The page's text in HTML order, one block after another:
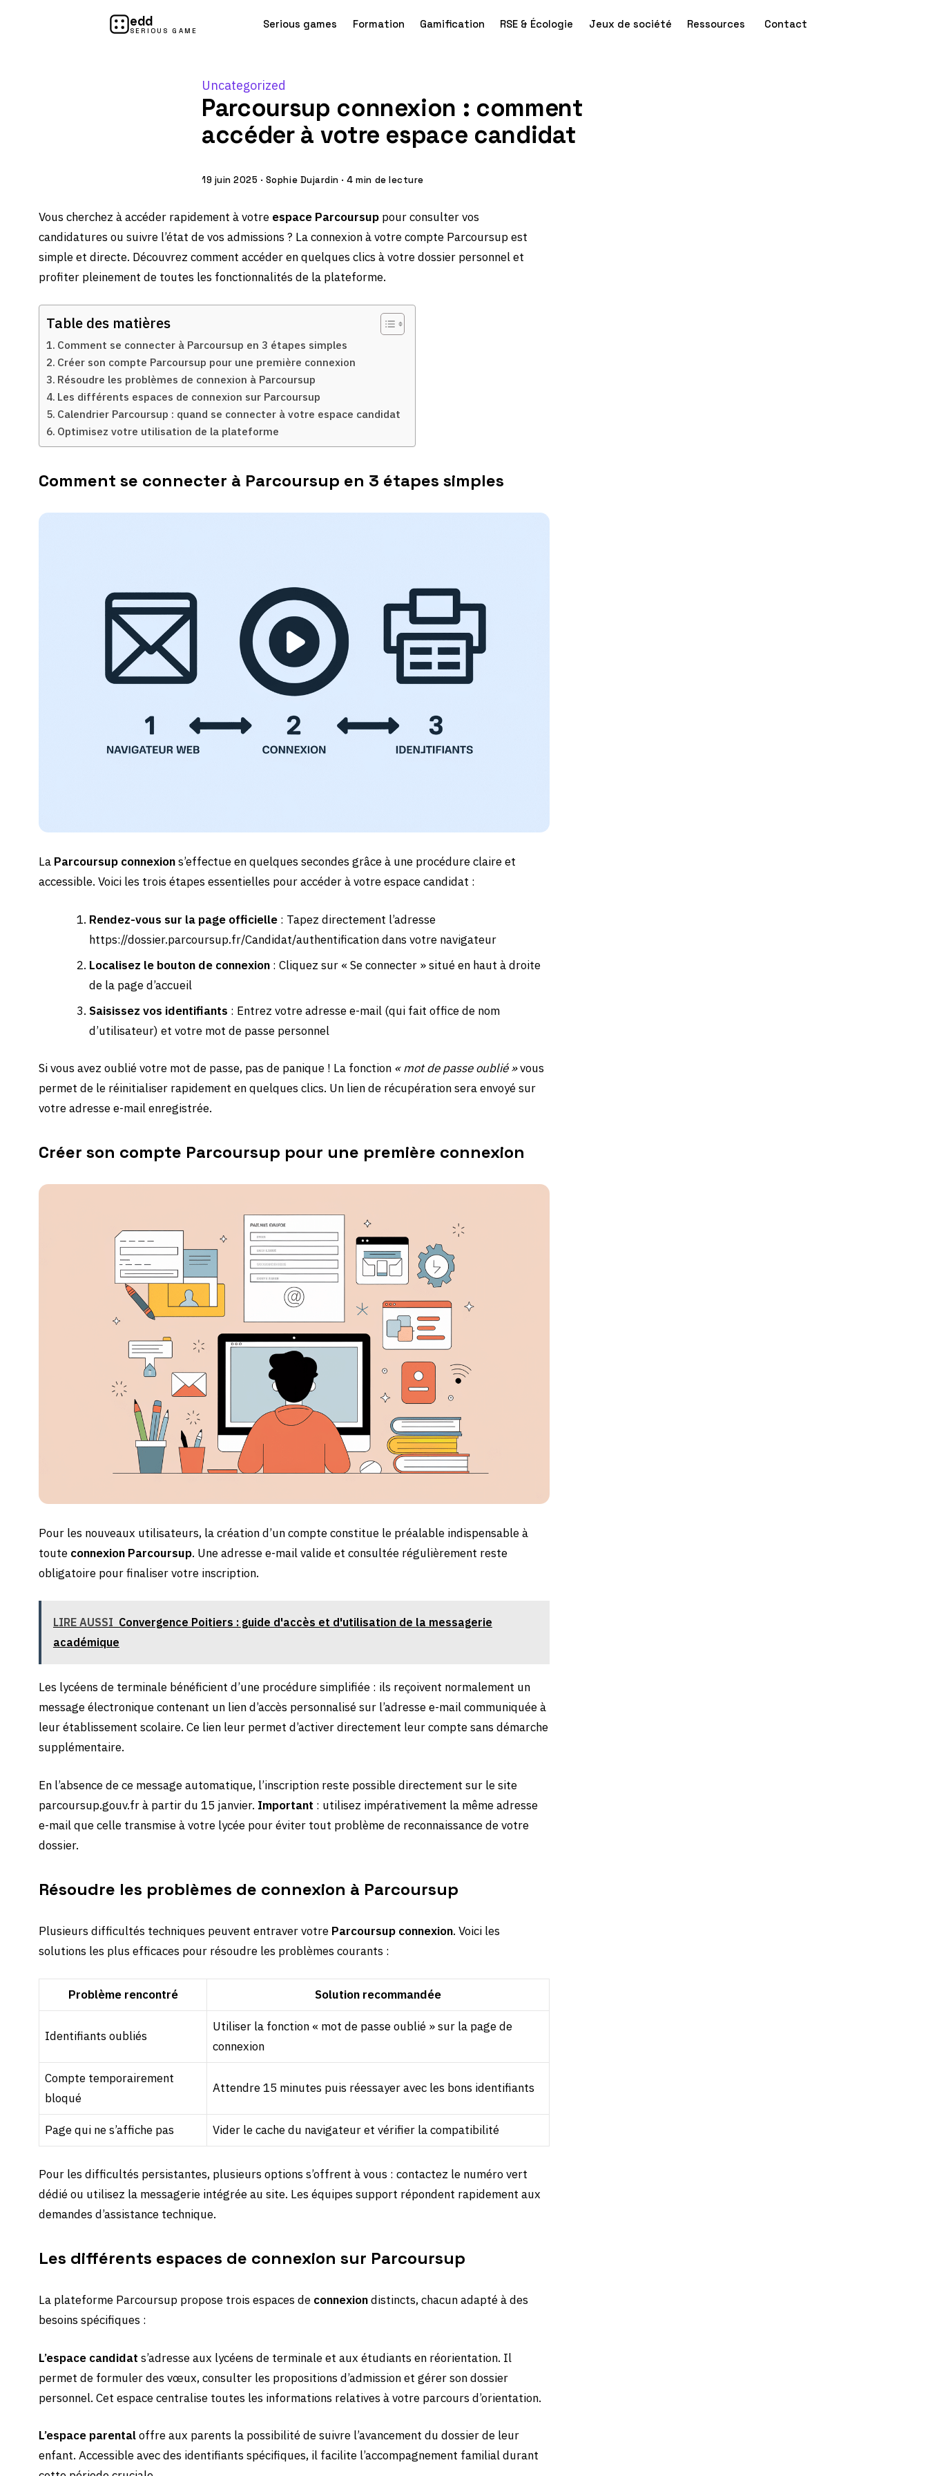
edd
SERIOUS GAME
Serious games Formation Gamification RSE & Écologie Jeux de société Ressources Contact
Uncategorized
Parcoursup connexion : comment
accéder à votre espace candidat
19 juin 2025 · Sophie Dujardin · 4 min de lecture
Vous cherchez à accéder rapidement à votre espace Parcoursup pour consulter vos
candidatures ou suivre l’état de vos admissions ? La connexion à votre compte Parcoursup est
simple et directe. Découvrez comment accéder en quelques clics à votre dossier personnel et
profiter pleinement de toutes les fonctionnalités de la plateforme.
Table des matières
Comment se connecter à Parcoursup en 3 étapes simples
Créer son compte Parcoursup pour une première connexion
Résoudre les problèmes de connexion à Parcoursup
Les différents espaces de connexion sur Parcoursup
Calendrier Parcoursup : quand se connecter à votre espace candidat
Optimisez votre utilisation de la plateforme
Comment se connecter à Parcoursup en 3 étapes simples
La Parcoursup connexions’effectue en quelques secondes grâce à une procédure claire et
accessible. Voici les trois étapes essentielles pour accéder à votre espace candidat :
Rendez-vous sur la page officielle : Tapez directement l’adresse
https://dossier.parcoursup.fr/Candidat/authentification dans votre navigateur
Localisez le bouton de connexion : Cliquez sur « Se connecter » situé en haut à droite
de la page d’accueil
Saisissez vos identifiants : Entrez votre adresse e-mail (qui fait office de nom
d’utilisateur) et votre mot de passe personnel
Si vous avez oublié votre mot de passe, pas de panique ! La fonction « mot de passe oublié »vous
permet de le réinitialiser rapidement en quelques clics. Un lien de récupération sera envoyé sur
votre adresse e-mail enregistrée.
Créer son compte Parcoursup pour une première connexion
Pour les nouveaux utilisateurs, la création d’un compte constitue le préalable indispensable à
toute connexion Parcoursup. Une adresse e-mail valide et consultée régulièrement reste
obligatoire pour finaliser votre inscription.
LIRE AUSSI Convergence Poitiers : guide d'accès et d'utilisation de la messagerie
académique
Les lycéens de terminale bénéficient d’une procédure simplifiée : ils reçoivent normalement un
message électronique contenant un lien d’accès personnalisé sur l’adresse e-mail communiquée à
leur établissement scolaire. Ce lien leur permet d’activer directement leur compte sans démarche
supplémentaire.
En l’absence de ce message automatique, l’inscription reste possible directement sur le site
parcoursup.gouv.fr à partir du 15 janvier. Important : utilisez impérativement la même adresse
e-mail que celle transmise à votre lycée pour éviter tout problème de reconnaissance de votre
dossier.
Résoudre les problèmes de connexion à Parcoursup
Plusieurs difficultés techniques peuvent entraver votre Parcoursup connexion. Voici les
solutions les plus efficaces pour résoudre les problèmes courants :
Problème rencontré Solution recommandée
Identifiants oubliés
Utiliser la fonction « mot de passe oublié » sur la page de
connexion
Compte temporairement
bloqué
Attendre 15 minutes puis réessayer avec les bons identifiants
Page qui ne s’affiche pas Vider le cache du navigateur et vérifier la compatibilité
Pour les difficultés persistantes, plusieurs options s’offrent à vous : contactez le numéro vert
dédié ou utilisez la messagerie intégrée au site. Les équipes support répondent rapidement aux
demandes d’assistance technique.
Les différents espaces de connexion sur Parcoursup
La plateforme Parcoursup propose trois espaces de connexiondistincts, chacun adapté à des
besoins spécifiques :
L’espace candidat s’adresse aux lycéens de terminale et aux étudiants en réorientation. Il
permet de formuler des vœux, consulter les propositions d’admission et gérer son dossier
personnel. Cet espace centralise toutes les informations relatives à votre parcours d’orientation.
L’espace parentaloffre aux parents la possibilité de suivre l’avancement du dossier de leur
enfant. Accessible avec des identifiants spécifiques, il facilite l’accompagnement familial durant